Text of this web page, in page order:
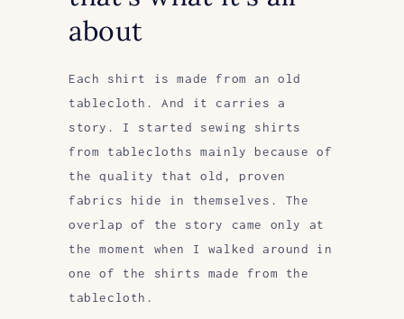
about
Each shirt is made from an old
tablecloth. And it carries a
story. I started sewing shirts
from tablecloths mainly because of
the quality that old, proven
fabrics hide in themselves. The
overlap of the story came only at
the moment when I walked around in
one of the shirts made from the
tablecloth.